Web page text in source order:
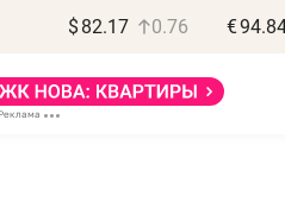
$ 82.17 0.76 €